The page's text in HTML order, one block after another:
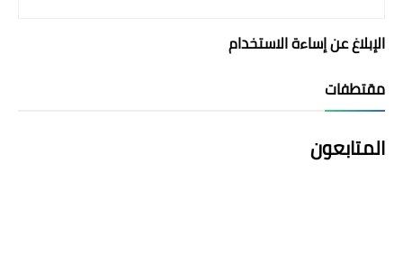
الإبلاغ عن إساءة الاستخدام
مقتطفات
المتابعون